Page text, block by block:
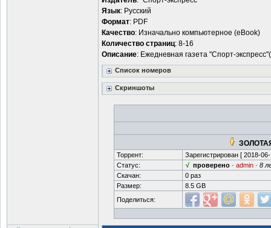
Язык: Русский
Формат: PDF
Качество: Изначально компьютерное (eBook)
Количество страниц: 8-16
Описание: Ежедневная газета "Спорт-
Список номеров
Скриншоты
Торрент: Зарегистрирован [ 2018-
Статус:
√ проверено · admin · 8
Скачан:
0 раз
Размер:
8.5 GB
Поделиться: